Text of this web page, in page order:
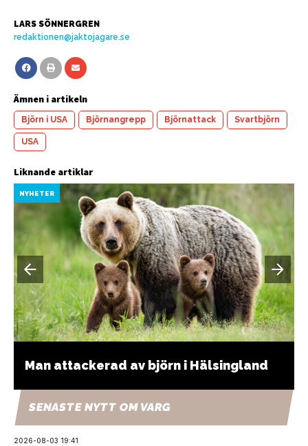
LARS SÖNNERGREN
redaktionen@jaktojagare.se
Ämnen i artikeln
Björn i USA Björnangrepp Björnattack Svartbjörn
USA
Liknande artiklar
NYHETER
Man attackerad av björn i Hälsingland
SENASTE NYTT OM VARG
2026-08-03 19:41